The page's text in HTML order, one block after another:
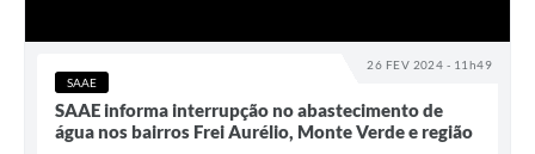
26 FEV 2024 - 11h49
SAAE
SAAE informa interrupção no abastecimento de
água nos bairros Frei Aurélio, Monte Verde e região